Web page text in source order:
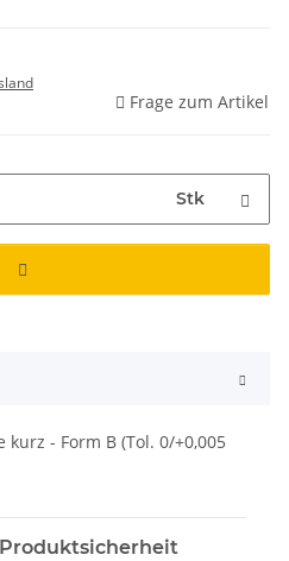
Frage zum Artikel
Stk
- Form B (Tol. 0/+0,005